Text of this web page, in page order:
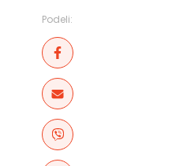
Podeli: